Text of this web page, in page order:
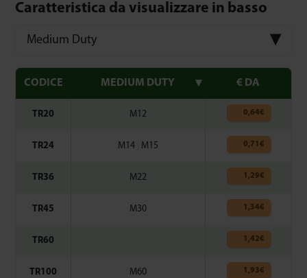
Caratteristica da visualizzare in basso
Medium Duty
CODICE MEDIUM DUTY € DA
TR20 M12 0,64 €
TR24 M14 M15 0,71 €
TR36 M22 1,29€
TR45 M30 1,34 €
TR60 1,42€
TR100 M60 1,93€